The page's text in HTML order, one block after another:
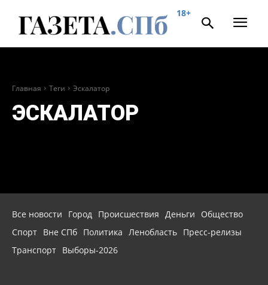
18+
Главная Теги Эскалатор
ЭСКАЛАТОР
Все новости Город Происшествия Деньги
Общество
Спорт Вне СПб Политика Ленобласть Пресс-релизы
Транспорт Выборы-2026